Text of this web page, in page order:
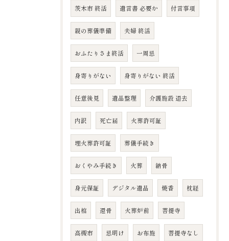
茨木市 終活 遺言書 必要か 付言事項
親の葬儀準備 夫婦 終活
おふたりさま終活 一周忌
身寄りがない 身寄りがない 終活
任意後見 遺品整理 介護施設 退去
内訳 死亡届 火葬許可証
埋火葬許可証 葬儀手続き
おくやみ手続き 火葬 納骨
身元保証 デジタル遺品 焼香 枕経
出棺 還骨 火葬炉前 菩提寺
高槻市 忌明け お布施 菩提寺なし